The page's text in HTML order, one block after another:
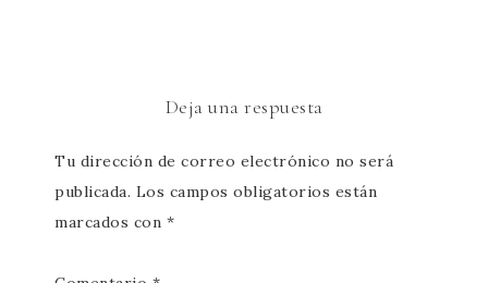
Deja una respuesta
Tu dirección de correo electrónico no será
publicada. Los campos obligatorios están
marcados con *